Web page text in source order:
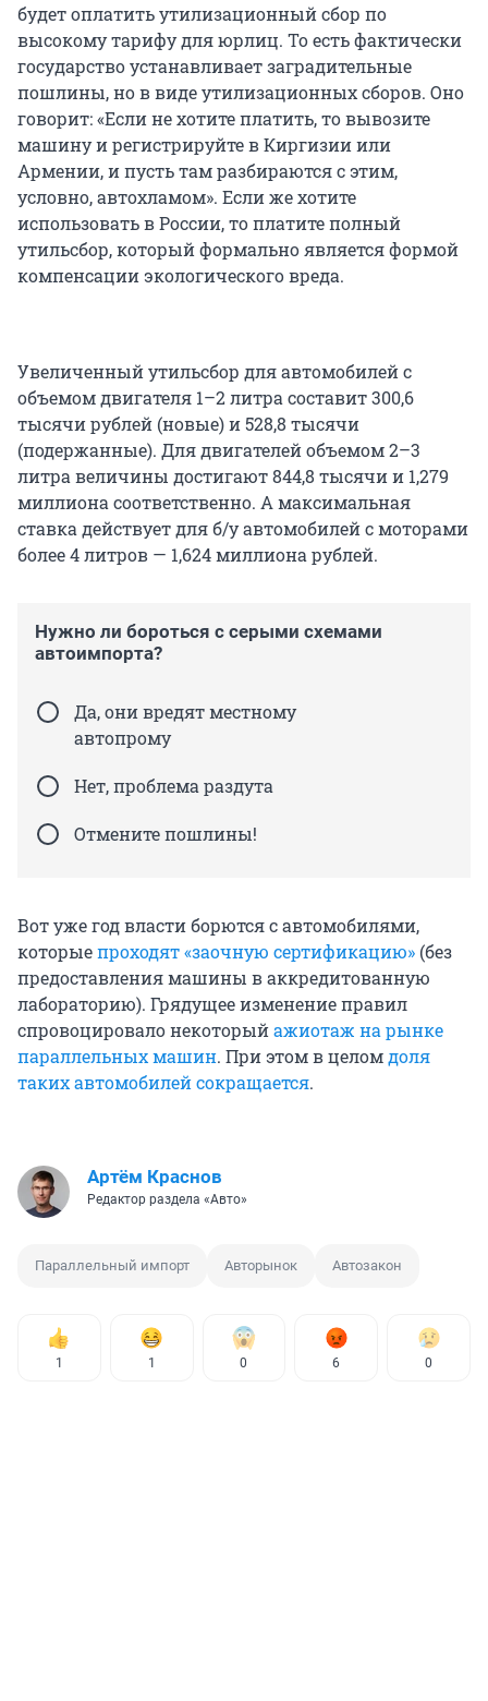
будет оплатить утилизационный сбор по
высокому тарифу для юрлиц. То есть фактически
государство устанавливает заградительные
пошлины, но в виде утилизационных сборов. Оно
говорит: «Если не хотите платить, то вывозите
машину и регистрируйте в Киргизии или
Армении, и пусть там разбираются с этим,
условно, автохламом». Если же хотите
использовать в России, то платите полный
утильсбор, который формально является формой
компенсации экологического вреда.
Увеличенный утильсбор для автомобилей с
объемом двигателя 1–2 литра составит 300,6
тысячи рублей (новые) и 528,8 тысячи
(подержанные). Для двигателей объемом 2–3
литра величины достигают 844,8 тысячи и 1,279
миллиона соответственно. А максимальная
ставка действует для б/у автомобилей с моторами
более 4 литров — 1,624 миллиона рублей.
Нужно ли бороться с серыми схемами
автоимпорта?
Да, они вредят местному
автопрому
Нет, проблема раздута
Отмените пошлины!
Вот уже год власти борются с автомобилями,
которыепроходят «заочную сертификацию» (без
предоставления машины в аккредитованную
лабораторию). Грядущее изменение правил
спровоцировало некоторыйажиотаж на рынке
параллельных машин. При этом в целомдоля
таких автомобилей сокращается.
Артём Краснов
Редактор раздела «Авто»
Параллельный импорт Авторынок Автозакон
1 1 0 6 0